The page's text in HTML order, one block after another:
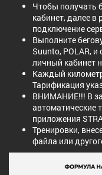
Чтобы получать
кабинет, далее
подключение
Выполните
Suunto, POLAR, и
личный кабинет
Каждый
Тарификация
ВНИМАНИЕ!!! В
автоматические
приложения
Тренировки,
файла или